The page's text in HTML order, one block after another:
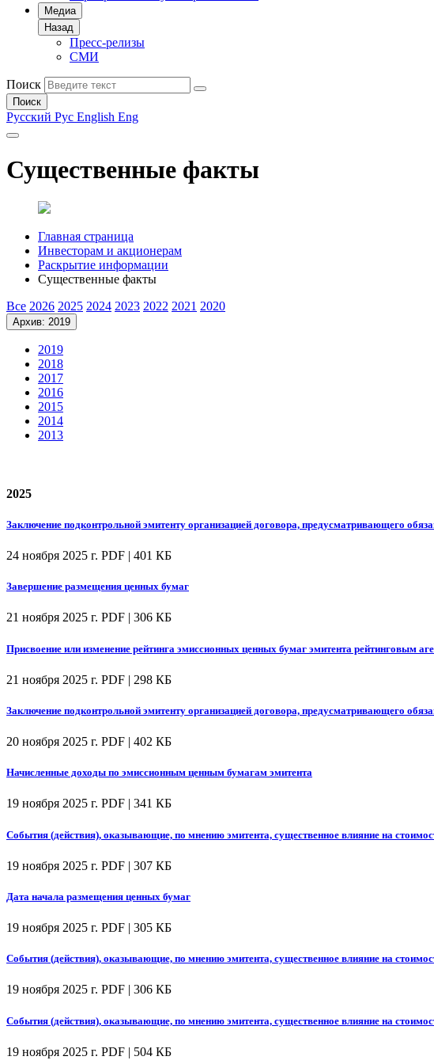
Медиа
Назад
Пресс-релизы
СМИ
Поиск
Поиск
Русский Рус English Eng
Существенные факты
Главная страница
Инвесторам и акционерам
Раскрытие информации
Существенные факты
Все 2026 2025 2024 2023 2022 2021 2020
Архив: 2019
2019
2018
2017
2016
2015
2014
2013
2025
Заключение подконтрольной эмитенту организацией договора, предусматривающего
24 ноября 2025 г. PDF | 401 КБ
Завершение размещения ценных бумаг
21 ноября 2025 г. PDF | 306 КБ
Присвоение или изменение рейтинга эмиссионных ценных бумаг эмитента рейтинговым
21 ноября 2025 г. PDF | 298 КБ
Заключение подконтрольной эмитенту организацией договора, предусматривающего
20 ноября 2025 г. PDF | 402 КБ
Начисленные доходы по эмиссионным ценным бумагам эмитента
19 ноября 2025 г. PDF | 341 КБ
События (действия), оказывающие, по мнению эмитента, существенное влияние на
19 ноября 2025 г. PDF | 307 КБ
Дата начала размещения ценных бумаг
19 ноября 2025 г. PDF | 305 КБ
События (действия), оказывающие, по мнению эмитента, существенное влияние на
19 ноября 2025 г. PDF | 306 КБ
События (действия), оказывающие, по мнению эмитента, существенное влияние на
19 ноября 2025 г. PDF | 504 КБ